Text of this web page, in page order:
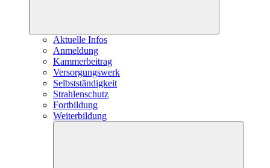
Aktuelle Infos
Anmeldung
Kammerbeitrag
Versorgungswerk
Selbstständigkeit
Strahlenschutz
Fortbildung
Weiterbildung